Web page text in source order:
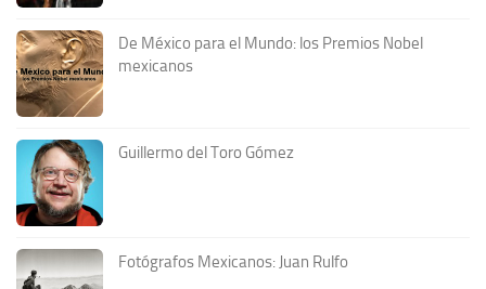
De México para el Mundo: los Premios Nobel
mexicanos
Guillermo del Toro Gómez
Fotógrafos Mexicanos: Juan Rulfo